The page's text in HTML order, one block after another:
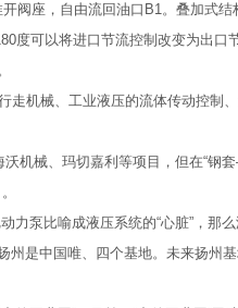
阀座，自由流回油口B1。叠加式
度可以将进口节流控制改变为出
机械、工业液压的流体传动控制
沃机械、玛切嘉利等项目，但在“
泵比喻成液压系统的“心脏”，那
是中国唯、四个基地。未来扬州